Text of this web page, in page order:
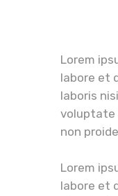
Lorem
labore et
laboris
voluptate
non
Lorem
labore et